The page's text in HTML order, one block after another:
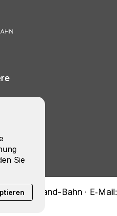
Umland-Bahn · E‑Mail:
Sie